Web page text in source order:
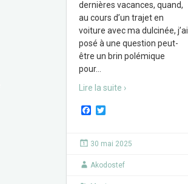
dernières vacances, quand,
au cours d’un trajet en
voiture avec ma dulcinée, j’ai
posé à une question peut-
être un brin polémique
pour…
Lire la suite ›
F
e
b
o
t
r
30 mai 2025
Akodostef